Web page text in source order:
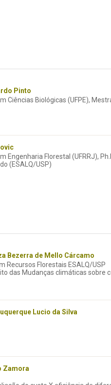
Pinto
Ciências Biológicas (UFPE),
Engenharia Florestal (UFRRJ),
(ESALQ/USP)
Bezerra de Mello Cárcamo
Recursos Florestais ESALQ/USP
das Mudanças climáticas sobre
Lucio da Silva
Zamora